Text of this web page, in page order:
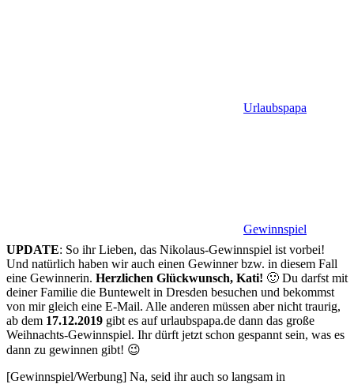
Urlaubspapa
Gewinnspiel
UPDATE: So ihr Lieben, das Nikolaus-Gewinnspiel ist vorbei!
Und natürlich haben wir auch einen Gewinner bzw. in diesem Fall
eine Gewinnerin. Herzlichen Glückwunsch, Kati! 🙂 Du darfst mit
deiner Familie die Buntewelt in Dresden besuchen und bekommst
von mir gleich eine E-Mail. Alle anderen müssen aber nicht traurig,
ab dem 17.12.2019 gibt es auf urlaubspapa.de dann das große
Weihnachts-Gewinnspiel. Ihr dürft jetzt schon gespannt sein, was es
dann zu gewinnen gibt! 😉
[Gewinnspiel/Werbung] Na, seid ihr auch so langsam in